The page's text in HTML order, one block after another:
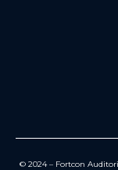
© 2024 – Fortcon